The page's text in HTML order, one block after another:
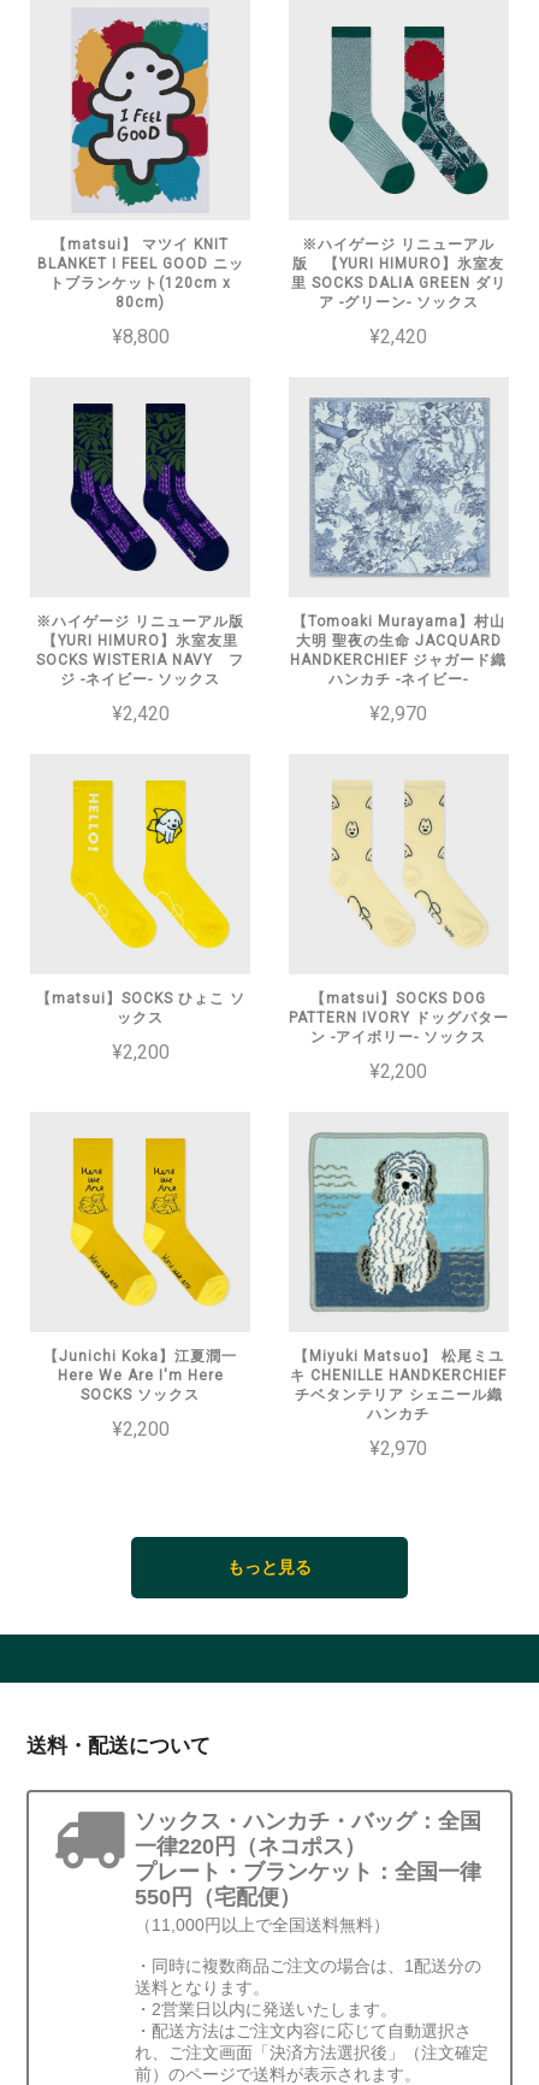
【matsui】 マツイ KNIT
BLANKET I FEEL GOOD ニッ
トブランケット(120cm x
80cm)
¥8,800
※ハイゲージ リニューアル
版 【YURI HIMURO】氷室友
里 SOCKS DALIA GREEN ダリ
ア -グリーン- ソックス
¥2,420
※ハイゲージ リニューアル版
【YURI HIMURO】氷室友里
SOCKS WISTERIA NAVY フ
ジ -ネイビー- ソックス
¥2,420
【Tomoaki Murayama】村山
大明 聖夜の生命 JACQUARD
HANDKERCHIEF ジャガード織
ハンカチ -ネイビー-
¥2,970
【matsui】SOCKS ひょこ ソ
ックス
¥2,200
【matsui】SOCKS DOG
PATTERN IVORY ドッグパター
ン -アイボリー- ソックス
¥2,200
【Junichi Koka】江夏潤一
Here We Are I'm Here
SOCKS ソックス
¥2,200
【Miyuki Matsuo】 松尾ミユ
キ CHENILLE HANDKERCHIEF
チベタンテリア シェニール織
ハンカチ
¥2,970
もっと見る
送料・配送について
ソックス・ハンカチ・バッグ：全国
一律220円（ネコポス）
プレート・ブランケット：全国一律
550円（宅配便）
（11,000円以上で全国送料無料）
・同時に複数商品ご注文の場合は、1配送分の
送料となります。
・2営業日以内に発送いたします。
・配送方法はご注文内容に応じて自動選択さ
れ、ご注文画面「決済方法選択後」（注文確定
前）のページで送料が表示されます。